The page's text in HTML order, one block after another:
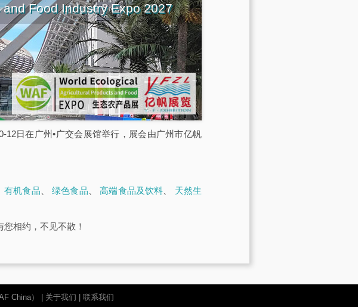
Food Industry Expo 2027
12日在广州•广交会展馆举行，展会由广州市亿帆
有机食品 、绿色食品 、高端食品及饮料
天然生
相约，不见不散！
China） 关于我们 联系我们